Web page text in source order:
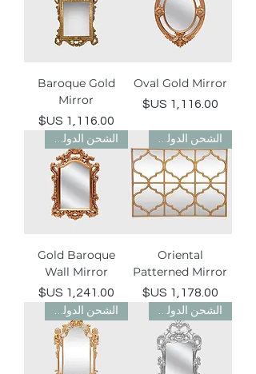
Oval Gold Mirror
السعر
Baroque Gold
Mirror
السعر
الشحن الدولي مجاني
Oriental
Patterned Mirror
السعر
الشحن الدولي مجاني
Gold Baroque
Wall Mirror
السعر
الشحن الدولي مجاني الشحن الدولي مجاني